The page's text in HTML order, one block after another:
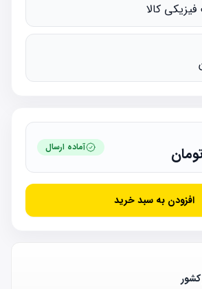
کالا
آماده ارسال
افزودن به سبد خرید